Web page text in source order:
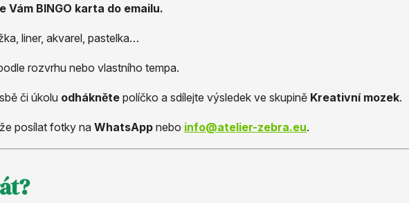
BINGO karta do emailu.
liner, akvarel, pastelka…
rozvrhu nebo vlastního tempa.
či úkolu odhákněte políčko a sdílejte výsledek ve skupině Kreativní mozek.
posílat fotky na WhatsApp nebo info@atelier-zebra.eu.